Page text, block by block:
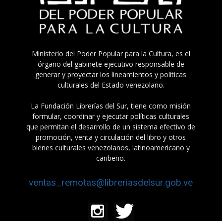
Ministerio del Poder Popular para la Cultura, es el
órgano del gabinete ejecutivo responsable de
generar y proyectar los lineamientos y políticas
culturales del Estado venezolano.
La Fundación Librerías del Sur, tiene como misión
formular, coordinar y ejecutar políticas culturales
que permitan el desarrollo de un sistema efectivo de
promoción, venta y circulación del libro y otros
bienes culturales venezolanos, latinoamericano y
caribeño.
ventas_remotas@libreriasdelsur.gob.ve